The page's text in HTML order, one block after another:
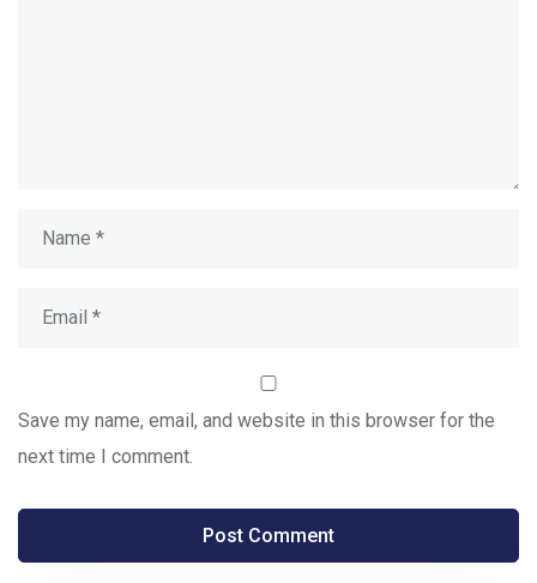
Save my name, email, and website in this browser for the
next time I comment.